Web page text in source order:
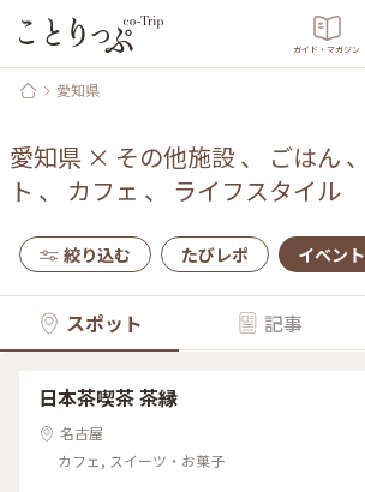
ガイド・マガジン
愛知県
愛知県 × その他施設、 ごはん 、
ト 、 カフェ 、 ライフスタイル
絞り込む たびレポ イベント
スポット 記事
日本茶喫茶 茶縁
名古屋
カフェ, スイーツ・お菓子